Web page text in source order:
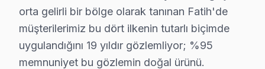
· Bakırköy Arçelik
· Başakşehir Arçelik
· Bayrampaşa Arçelik
· Beşiktaş Arçelik
orta gelirli bir bölge olarak tanınan Fatih'de
müşterilerimiz bu dört ilkenin tutarlı biçimde
uygulandığını 19 yıldır gözlemliyor; %95
memnuniyet bu gözlemin doğal ürünü.